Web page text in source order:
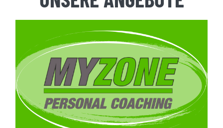
Personal Training
–
ab 39,90€ / Training